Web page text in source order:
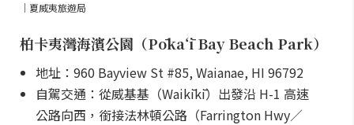
｜夏威夷旅遊局
柏卡夷灣海濱公園（Pōkaʻī Bay Beach Park）
地址：960 Bayview St #85, Waianae, HI 96792
自駕交通：從威基基（Waikīkī）出發沿 H-1 高速
公路向西，銜接法林頓公路（Farrington Hwy／